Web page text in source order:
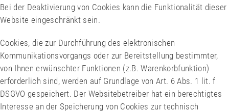
Bei der Deaktivierung von Cookies kann die Funktionalität dieser
Website eingeschränkt sein.
Cookies, die zur Durchführung des elektronischen
Kommunikationsvorgangs oder zur Bereitstellung bestimmter,
von Ihnen erwünschter Funktionen (z.B. Warenkorbfunktion)
erforderlich sind, werden auf Grundlage von Art. 6 Abs. 1 lit. f
DSGVO gespeichert. Der Websitebetreiber hat ein berechtigtes
Interesse an der Speicherung von Cookies zur technisch